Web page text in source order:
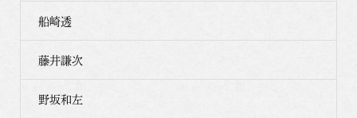
船崎透
藤井謙次
野坂和左